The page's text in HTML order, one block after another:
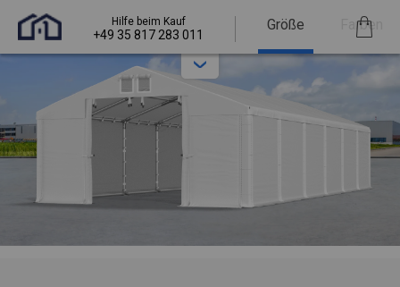
Hilfe beim Kauf
+49 35 817 283 011
Größe Farben